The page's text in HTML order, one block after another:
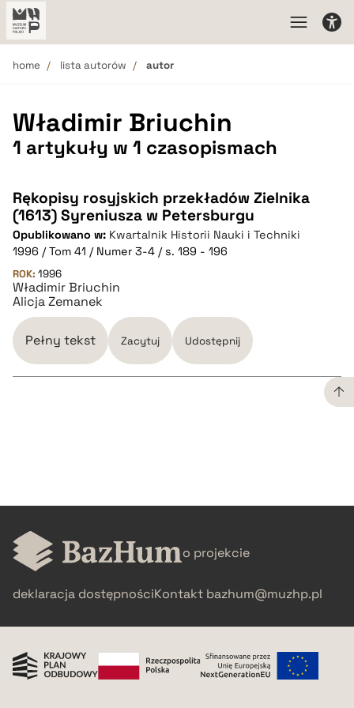
home lista autorów autor
Władimir Briuchin
1 artykuły w 1 czasopismach
Rękopisy rosyjskich przekładów Zielnika
(1613) Syreniusza w Petersburgu
Opublikowano w: Kwartalnik Historii Nauki i Techniki
1996 / Tom 41 / Numer 3-4 / s. 189 - 196
ROK: 1996
Władimir Briuchin
Alicja Zemanek
Pełny tekst Zacytuj Udostępnij
pobierz cytat
o projekcie
deklaracja dostępnościKontakt bazhum@muzhp.pl